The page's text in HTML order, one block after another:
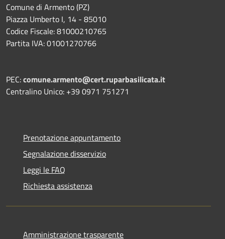
Comune di Armento (PZ)
Piazza Umberto I, 14 - 85010
Codice Fiscale: 81000210765
Partita IVA: 01001270766
PEC:comune.armento@cert.ruparbasilicata.it
Centralino Unico: +39 0971 751271
Prenotazione appuntamento
Segnalazione disservizio
Leggi le FAQ
Richiesta assistenza
Amministrazione trasparente